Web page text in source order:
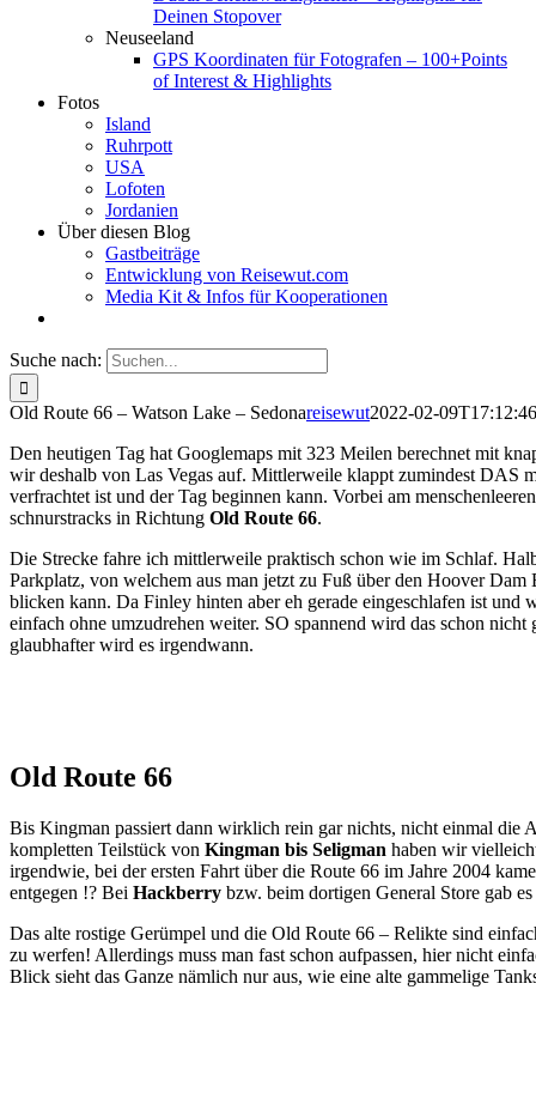
Deinen Stopover
Neuseeland
GPS Koordinaten für Fotografen – 100+Points
of Interest & Highlights
Fotos
Island
Ruhrpott
USA
Lofoten
Jordanien
Über diesen Blog
Gastbeiträge
Entwicklung von Reisewut.com
Media Kit & Infos für Kooperationen
Suche nach:
Old Route 66 – Watson Lake – Sedonareisewut2022-02-
Den heutigen Tag hat Googlemaps mit 323 Meilen berechnet mit
wir deshalb von Las Vegas auf. Mittlerweile klappt zumindest DAS
verfrachtet ist und der Tag beginnen kann. Vorbei am
schnurstracks in Richtung Old Route 66.
Die Strecke fahre ich mittlerweile praktisch schon wie im Schlaf.
Parkplatz, von welchem aus man jetzt zu Fuß über den Hoover
blicken kann. Da Finley hinten aber eh gerade eingeschlafen ist
einfach ohne umzudrehen weiter. SO spannend wird das schon nicht
glaubhafter wird es irgendwann.
Old Route 66
Bis Kingman passiert dann wirklich rein gar nichts, nicht einmal die
kompletten Teilstück von Kingman bis Seligman haben wir
irgendwie, bei der ersten Fahrt über die Route 66 im Jahre 2004
entgegen !? Bei Hackberry bzw. beim dortigen General Store gab
Das alte rostige Gerümpel und die Old Route 66 – Relikte sind
zu werfen! Allerdings muss man fast schon aufpassen, hier nicht
Blick sieht das Ganze nämlich nur aus, wie eine alte gammelige